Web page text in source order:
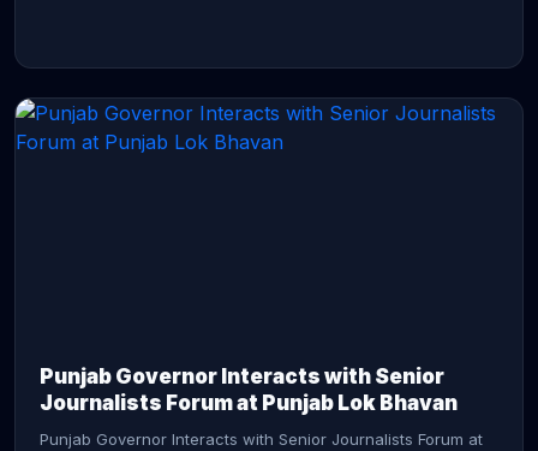
Punjab Governor Interacts with Senior
Journalists Forum at Punjab Lok Bhavan
Punjab Governor Interacts with Senior Journalists Forum at